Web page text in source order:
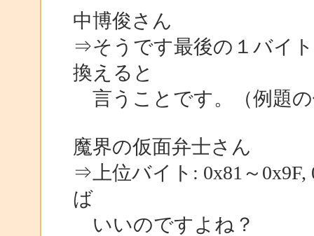
中博俊さん
⇒そうです最後の１バイ
換えると
言うことです。（例題
魔界の仮面弁士さん
⇒上位バイト: 0x81～
ば
いいのですよね？